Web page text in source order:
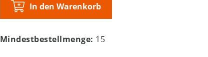
In den Warenkorb
Mindestbestellmenge: 15